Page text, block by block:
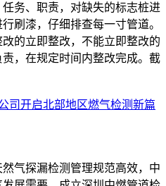
务、职责，对缺失的标志桩进
刷漆，仔细排查每一寸管道。
的立即整改，不能立即整改的
，在规定时间内整改完成。截
司开启北部地区燃气检测新篇
气探漏检测管理规范高效，中